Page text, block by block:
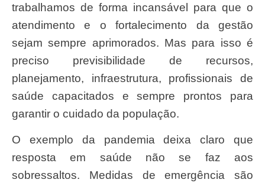
trabalhamos de forma incansável para que o
atendimento e o fortalecimento da gestão
sejam sempre aprimorados. Mas para isso é
preciso previsibilidade de recursos,
planejamento, infraestrutura, profissionais de
saúde capacitados e sempre prontos para
garantir o cuidado da população.
O exemplo da pandemia deixa claro que
resposta em saúde não se faz aos
sobressaltos. Medidas de emergência são